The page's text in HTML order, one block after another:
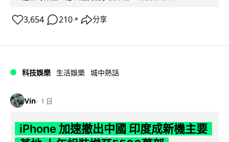
3,654 210 ↗ 分享
科技娛樂 生活娛樂 城中熱話
Vin 1 日
iPhone 加速撤出中國 印度成新機主要